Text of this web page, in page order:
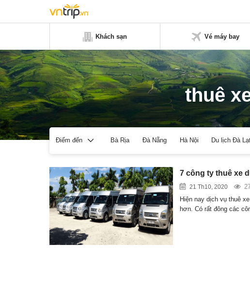
Khách sạn Vé máy bay
thuê
Điểm đến Bà Rịa Đà Nẵng Hà Nội Du lịch Đà
7 công ty thuê xe
21 Th10, 2020
Hiện nay dịch vụ thuê
hơn. Có rất đông các